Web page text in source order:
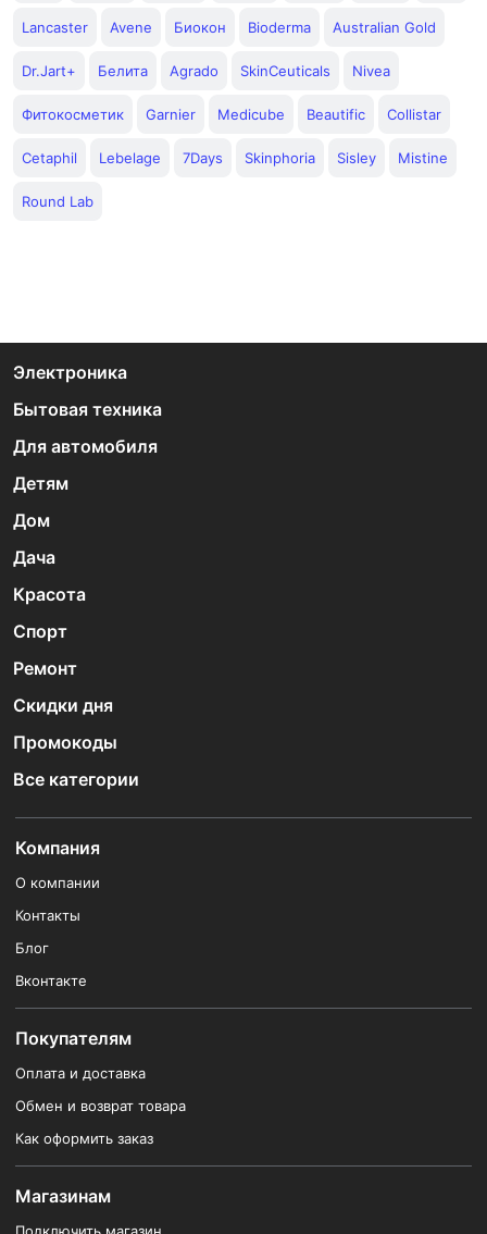
Lancaster Avene Биокон Bioderma Australian Gold
Dr.Jart+ Белита Agrado SkinCeuticals Nivea
Фитокосметик Garnier Medicube Beautific Collistar
Cetaphil Lebelage 7Days Skinphoria Sisley Mistine
Round Lab
Электроника
Бытовая техника
Для автомобиля
Детям
Дом
Дача
Красота
Спорт
Ремонт
Скидки дня
Промокоды
Все категории
Компания
О компании
Контакты
Блог
Вконтакте
Покупателям
Оплата и доставка
Обмен и возврат товара
Как оформить заказ
Магазинам